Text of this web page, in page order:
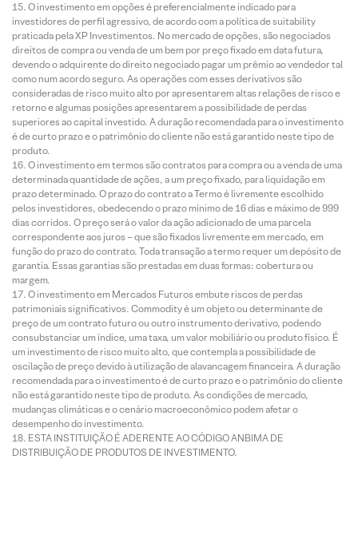
O investimento em opções é preferencialmente indicado para
investidores de perfil agressivo, de acordo com a política de suitability
praticada pela XP Investimentos. No mercado de opções, são negociados
direitos de compra ou venda de um bem por preço fixado em data futura,
devendo o adquirente do direito negociado pagar um prêmio ao vendedor tal
como num acordo seguro. As operações com esses derivativos são
consideradas de risco muito alto por apresentarem altas relações de risco e
retorno e algumas posições apresentarem a possibilidade de perdas
superiores ao capital investido. A duração recomendada para o investimento
é de curto prazo e o patrimônio do cliente não está garantido neste tipo de
produto.
O investimento em termos são contratos para compra ou a venda de uma
determinada quantidade de ações, a um preço fixado, para liquidação em
prazo determinado. O prazo do contrato a Termo é livremente escolhido
pelos investidores, obedecendo o prazo mínimo de 16 dias e máximo de 999
dias corridos. O preço será o valor da ação adicionado de uma parcela
correspondente aos juros – que são fixados livremente em mercado, em
função do prazo do contrato. Toda transação a termo requer um depósito de
garantia. Essas garantias são prestadas em duas formas: cobertura ou
margem.
O investimento em Mercados Futuros embute riscos de perdas
patrimoniais significativos. Commodity é um objeto ou determinante de
preço de um contrato futuro ou outro instrumento derivativo, podendo
consubstanciar um índice, uma taxa, um valor mobiliário ou produto físico. É
um investimento de risco muito alto, que contempla a possibilidade de
oscilação de preço devido à utilização de alavancagem financeira. A duração
recomendada para o investimento é de curto prazo e o patrimônio do cliente
não está garantido neste tipo de produto. As condições de mercado,
mudanças climáticas e o cenário macroeconômico podem afetar o
desempenho do investimento.
ESTA INSTITUIÇÃO É ADERENTE AO CÓDIGO ANBIMA DE
DISTRIBUIÇÃO DE PRODUTOS DE INVESTIMENTO.